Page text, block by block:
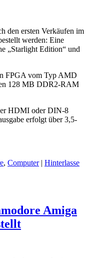
den ersten Verkäufen im
werden: Eine
„Starlight Edition“ und
FPGA vom Typ AMD
128 MB DDR2-RAM
HDMI oder DIN-8
erfolgt über 3,5-
, Computer | Hinterlasse
Amiga